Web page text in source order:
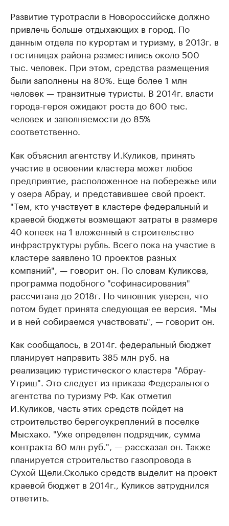
Развитие туротрасли в Новороссийске должно
привлечь больше отдыхающих в город. По
данным отдела по курортам и туризму, в 2013г. в
гостиницах района разместились около 500
тыс. человек. При этом, средства размещения
были заполнены на 80%. Еще более 1 млн
человек — транзитные туристы. В 2014г. власти
города-героя ожидают роста до 600 тыс.
человек и заполняемости до 85%
соответственно.
Как объяснил агентству И.Куликов, принять
участие в освоении кластера может любое
предприятие, расположенное на побережье или
у озера Абрау, и представившее свой проект.
"Тем, кто участвует в кластере федеральный и
краевой бюджеты возмещают затраты в размере
40 копеек на 1 вложенный в строительство
инфраструктуры рубль. Всего пока на участие в
кластере заявлено 10 проектов разных
компаний", — говорит он. По словам Куликова,
программа подобного "софинасирования"
рассчитана до 2018г. Но чиновник уверен, что
потом будет принята следующая ее версия. "Мы
и в ней собираемся участвовать", — говорит он.
Как сообщалось, в 2014г. федеральный бюджет
планирует направить 385 млн руб. на
реализацию туристического кластера "Абрау-
Утриш". Это следует из приказа Федерального
агентства по туризму РФ. Как отметил
И.Куликов, часть этих средств пойдет на
строительство берегоукреплений в поселке
Мысхако. "Уже определен подрядчик, сумма
контракта 60 млн руб.", — рассказал он. Также
планируется строительство газопровода в
Сухой Щели.Сколько средств выделит на проект
краевой бюджет в 2014г., Куликов затруднился
ответить.